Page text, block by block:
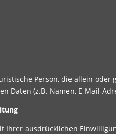
Person, die allein oder
Daten (z.B. Namen, E-Mail-
Ihrer ausdrücklichen